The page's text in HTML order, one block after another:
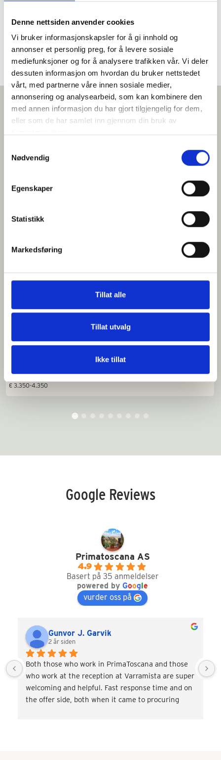
Denne nettsiden anvender cookies
Vi bruker informasjonskapsler for å gi innhold og
annonser et personlig preg, for å levere sosiale
mediefunksjoner og for å analysere trafikken vår. Vi deler
dessuten informasjon om hvordan du bruker nettstedet
vårt, med partnerne våre innen sosiale medier,
annonsering og analysearbeid, som kan kombinere den
med annen informasjon du har gjort tilgjengelig for dem,
eller som de har samlet inn gjennom din bruk av
Nødvendig
Egenskaper
Statistikk
Markedsføring
Tillat alle
Tillat utvalg
Ikke tillat
Villa med høy standard, et nydelig evighetsbasseng og
Vi tror du vil like dette
Casa Galega
Feriehus med god standard og plass til 8 personer. Her bor man landing i
vakre omgivelser, og kun 17 km fra kysten. Huset har aircondition.
€ 3.350-4.350
Google Reviews
Primatoscana AS
4.9
Basert på 35 anmeldelser
powered by Google
vurder oss på
Gunvor J. Garvik
2 år siden
Both those who work in PrimaToscana and those
who work at the reception at Varramista are super
welcoming and helpful. Fast response time and on
the offer side, both when it came to procuring